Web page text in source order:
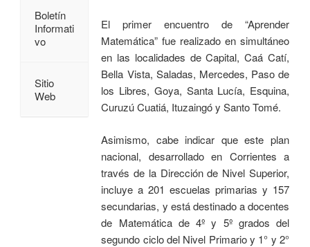
El primer encuentro de “Aprender
Matemática” fue realizado en simultáneo
en las localidades de Capital, Caá Catí,
Bella Vista, Saladas, Mercedes, Paso de
los Libres, Goya, Santa Lucía, Esquina,
Curuzú Cuatiá, Ituzaingó y Santo Tomé.
Asimismo, cabe indicar que este plan
nacional, desarrollado en Corrientes a
través de la Dirección de Nivel Superior,
incluye a 201 escuelas primarias y 157
secundarias, y está destinado a docentes
de Matemática de 4º y 5º grados del
segundo ciclo del Nivel Primario y 1° y 2°
Boletín
Informati
vo
Sitio
Web